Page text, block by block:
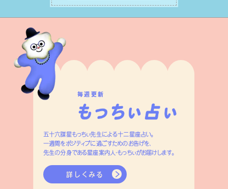
いきます。
毎週更新
五十六謀星もっちぃ先生による十二星座占い。
一週間をポジティブに過ごすためのお告げを、
先生の分身である星座案内人・もっちぃがお届けします。
詳しくみる